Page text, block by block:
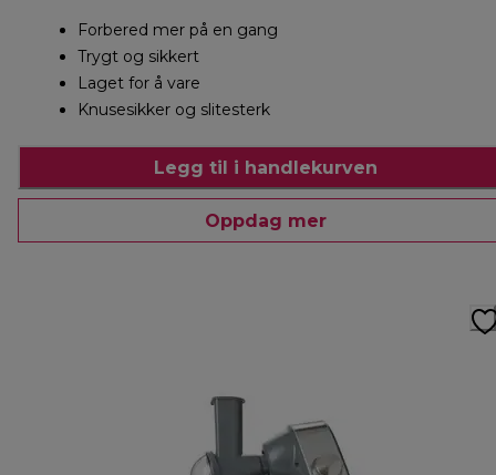
Forbered mer på en gang
Trygt og sikkert
Laget for å vare
Knusesikker og slitesterk
Legg til i handlekurven
Oppdag mer